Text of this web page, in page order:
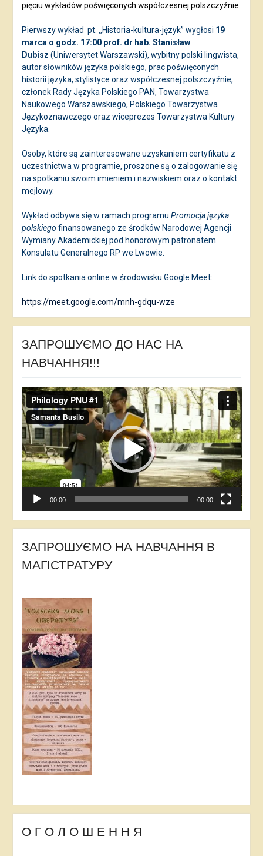
pięciu wykładów poświęconych współczesnej polszczyźnie.
Pierwszy wykład pt. ,,Historia-kultura-język” wygłosi 19
marca o godz. 17:00 prof. dr hab. Stanisław
Dubisz (Uniwersytet Warszawski), wybitny polski lingwista,
autor słowników języka polskiego, prac poświęconych
historii języka, stylistyce oraz współczesnej polszczyźnie,
członek Rady Języka Polskiego PAN, Towarzystwa
Naukowego Warszawskiego, Polskiego Towarzystwa
Językoznawczego oraz wiceprezes Towarzystwa Kultury
Języka.
Osoby, które są zainteresowane uzyskaniem certyfikatu z
uczestnictwa w programie, proszone są o zalogowanie się
na spotkaniu swoim imieniem i nazwiskiem oraz o kontakt.
mejlowy.
Wykład odbywa się w ramach programu Promocja języka
polskiego finansowanego ze środków Narodowej Agencji
Wymiany Akademickiej pod honorowym patronatem
Konsulatu Generalnego RP we Lwowie.
Link do spotkania online w środowisku Google Meet:
https://meet.google.com/mnh-gdqu-wze
ЗАПРОШУЄМО ДО НАС НА
НАВЧАННЯ!!!
Відеопрогравач
00:00 00:00
ЗАПРОШУЄМО НА НАВЧАННЯ В
МАГІСТРАТУРУ
О Г О Л О Ш Е Н Н Я